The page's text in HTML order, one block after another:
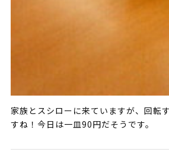
家族とスシローに来ていますが、回転
すね！今日は一皿90円だそうです。